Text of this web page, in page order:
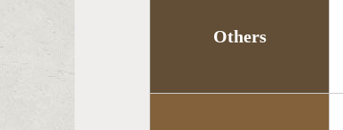
Others